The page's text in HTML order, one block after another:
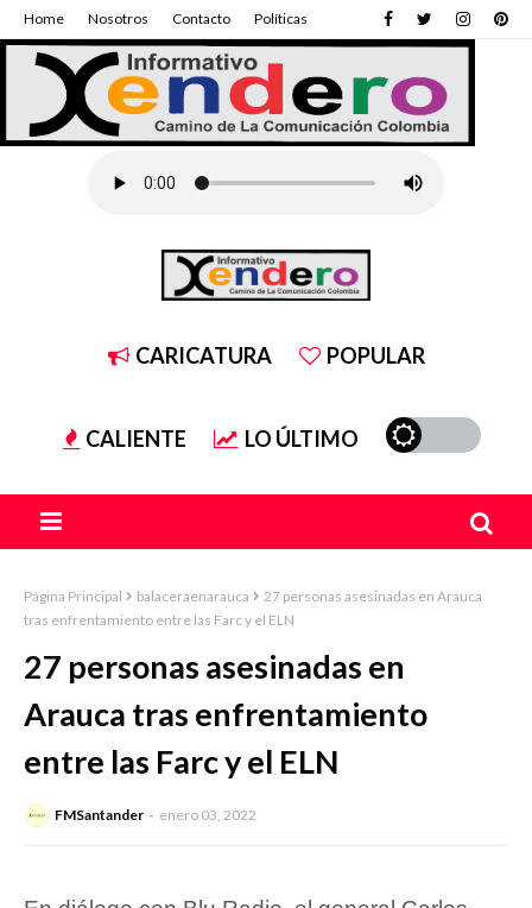
Home Nosotros Contacto Políticas
CARICATURA POPULAR
CALIENTE LO ÚLTIMO
Página Principal balaceraenarauca
27 personas asesinadas en Arauca
tras enfrentamiento entre las Farc y el ELN
27 personas asesinadas en
Arauca tras enfrentamiento
entre las Farc y el ELN
FMSantander enero 03, 2022